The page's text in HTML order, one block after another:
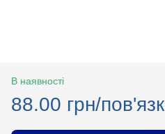
В наявності
88.00 грн/